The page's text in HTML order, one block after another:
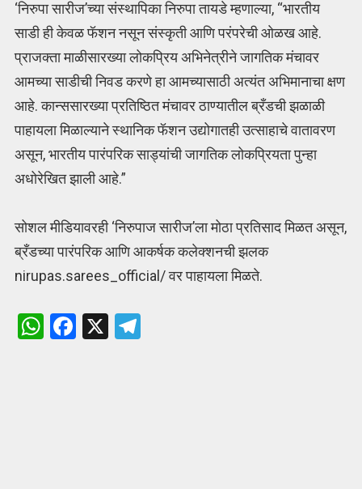
‘निरुपा सारीज’च्या संस्थापिका निरुपा तायडे म्हणाल्या, “भारतीय
साडी ही केवळ फॅशन नसून संस्कृती आणि परंपरेची ओळख आहे.
प्राजक्ता माळीसारख्या लोकप्रिय अभिनेत्रीने जागतिक मंचावर
आमच्या साडीची निवड करणे हा आमच्यासाठी अत्यंत अभिमानाचा क्षण
आहे. कान्ससारख्या प्रतिष्ठित मंचावर ठाण्यातील ब्रँडची झळाळी
पाहायला मिळाल्याने स्थानिक फॅशन उद्योगातही उत्साहाचे वातावरण
असून, भारतीय पारंपरिक साड्यांची जागतिक लोकप्रियता पुन्हा
अधोरेखित झाली आहे.”
सोशल मीडियावरही ‘निरुपाज सारीज’ला मोठा प्रतिसाद मिळत असून,
ब्रँडच्या पारंपरिक आणि आकर्षक कलेक्शनची झलक
nirupas.sarees_official/ वर पाहायला मिळते.
W F X T